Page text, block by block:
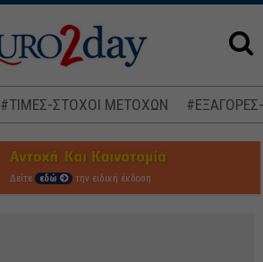
#ΤΙΜΕΣ-ΣΤΟΧΟΙ ΜΕΤΟΧΩΝ
Δείτε εδώ την ειδική έκδοση